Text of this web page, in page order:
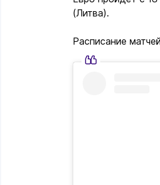
(Литва).
Расписание